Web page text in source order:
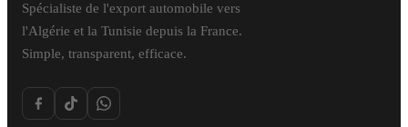
Spécialiste de l'export automobile vers
l'Algérie et la Tunisie depuis la France.
Simple, transparent, efficace.